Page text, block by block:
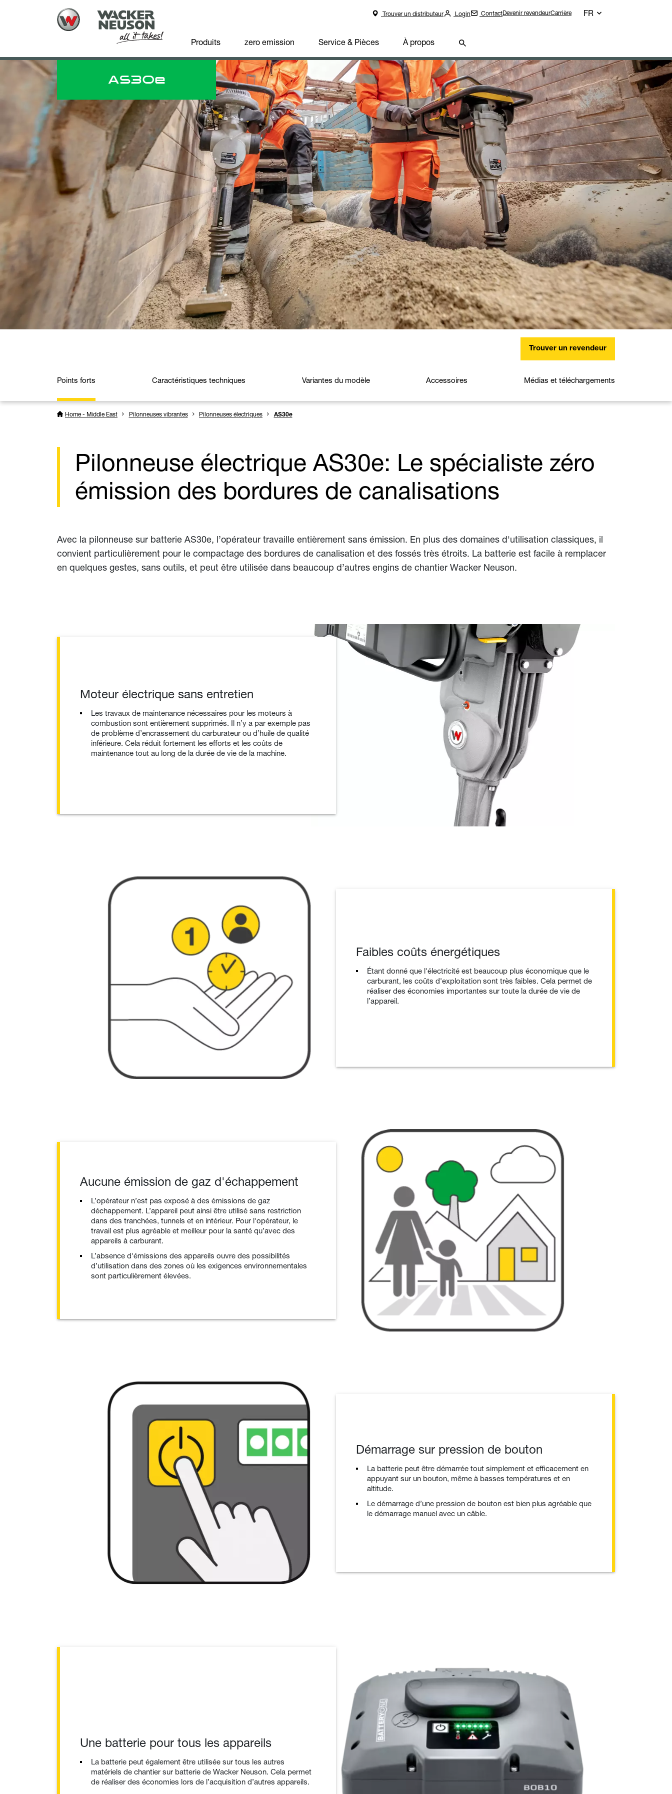
Trouver un distributeur Login ContactDevenir revendeurCarrière FR
Produits zero emission Service & Pièces À propos
AS30e
Trouver un revendeur
Points forts Caractéristiques techniques Variantes du modèle Accessoires Médias et téléchargements
Home - Middle East Pilonneuses vibrantes Pilonneuses électriques AS30e
Pilonneuse électrique AS30e: Le spécialiste zéro
émission des bordures de canalisations
Avec la pilonneuse sur batterie AS30e, l’opérateur travaille entièrement sans émission. En plus des domaines d'utilisation classiques, il
convient particulièrement pour le compactage des bordures de canalisation et des fossés très étroits. La batterie est facile à remplacer
en quelques gestes, sans outils, et peut être utilisée dans beaucoup d’autres engins de chantier Wacker Neuson.
Moteur électrique sans entretien
Les travaux de maintenance nécessaires pour les moteurs à
combustion sont entièrement supprimés. Il n’y a par exemple pas
de problème d’encrassement du carburateur ou d’huile de qualité
inférieure. Cela réduit fortement les efforts et les coûts de
maintenance tout au long de la durée de vie de la machine.
Faibles coûts énergétiques
Étant donné que l'électricité est beaucoup plus économique que le
carburant, les coûts d'exploitation sont très faibles. Cela permet de
réaliser des économies importantes sur toute la durée de vie de
l’appareil.
Aucune émission de gaz d'échappement
L’opérateur n’est pas exposé à des émissions de gaz
déchappement. L’appareil peut ainsi être utilisé sans restriction
dans des tranchées, tunnels et en intérieur. Pour l'opérateur, le
travail est plus agréable et meilleur pour la santé qu’avec des
appareils à carburant.
L’absence d'émissions des appareils ouvre des possibilités
d’utilisation dans des zones où les exigences environnementales
sont particulièrement élevées.
Démarrage sur pression de bouton
La batterie peut être démarrée tout simplement et efficacement en
appuyant sur un bouton, même à basses températures et en
altitude.
Le démarrage d’une pression de bouton est bien plus agréable que
le démarrage manuel avec un câble.
Une batterie pour tous les appareils
La batterie peut également être utilisée sur tous les autres
matériels de chantier sur batterie de Wacker Neuson. Cela permet
de réaliser des économies lors de l’acquisition d’autres appareils.